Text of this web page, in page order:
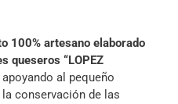
100% artesano elaborado
queseros “LOPEZ
al pequeño
conservación de las